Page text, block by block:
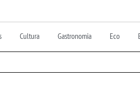
Cultura Gastronomia Eco